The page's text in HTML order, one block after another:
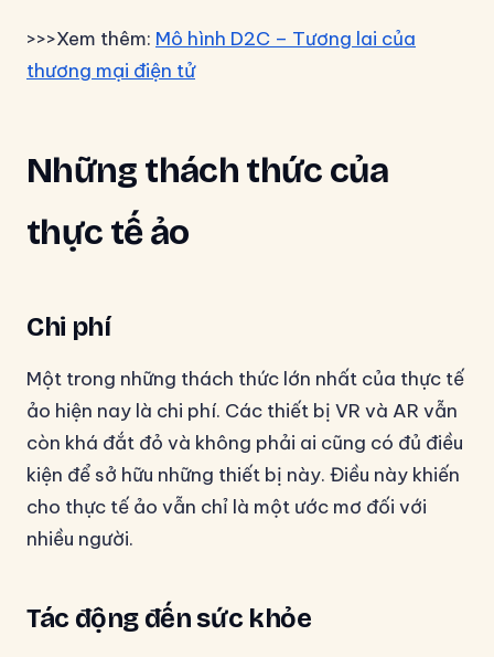
>>>Xem thêm: Mô hình D2C – Tương lai của
thương mại điện tử
Những thách thức của
thực tế ảo
Chi phí
Một trong những thách thức lớn nhất của thực tế
ảo hiện nay là chi phí. Các thiết bị VR và AR vẫn
còn khá đắt đỏ và không phải ai cũng có đủ điều
kiện để sở hữu những thiết bị này. Điều này khiến
cho thực tế ảo vẫn chỉ là một ước mơ đối với
nhiều người.
Tác động đến sức khỏe